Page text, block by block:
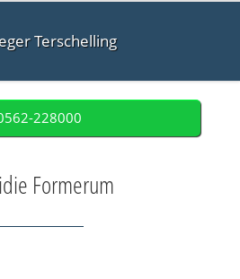
Terschelling
228000
Formerum